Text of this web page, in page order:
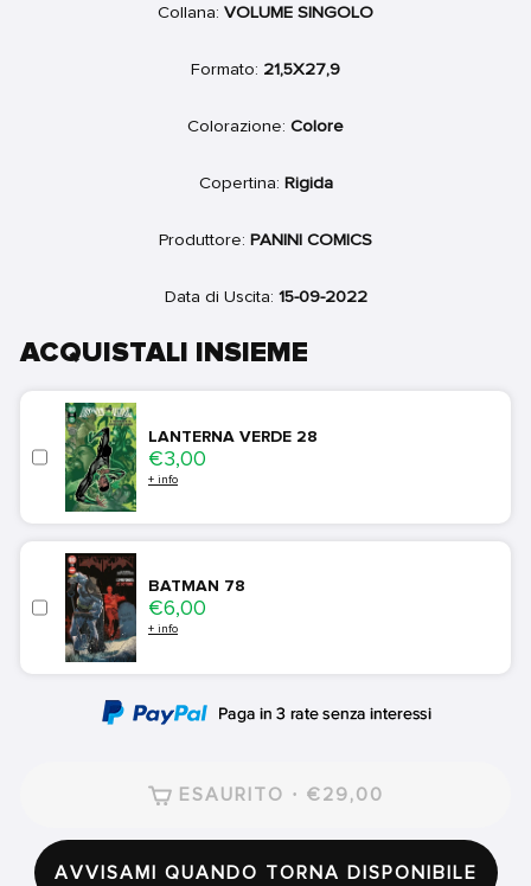
Collana: VOLUME SINGOLO
Formato: 21,5X27,9
Colorazione: Colore
Copertina: Rigida
Produttore: PANINI COMICS
Data di Uscita: 15-09-2022
ACQUISTALI INSIEME
LANTERNA VERDE 28
Price
€3,00
+ info
BATMAN 78
Price
€6,00
+ info
ESAURITO · €29,00
AVVISAMI QUANDO TORNA DISPONIBILE